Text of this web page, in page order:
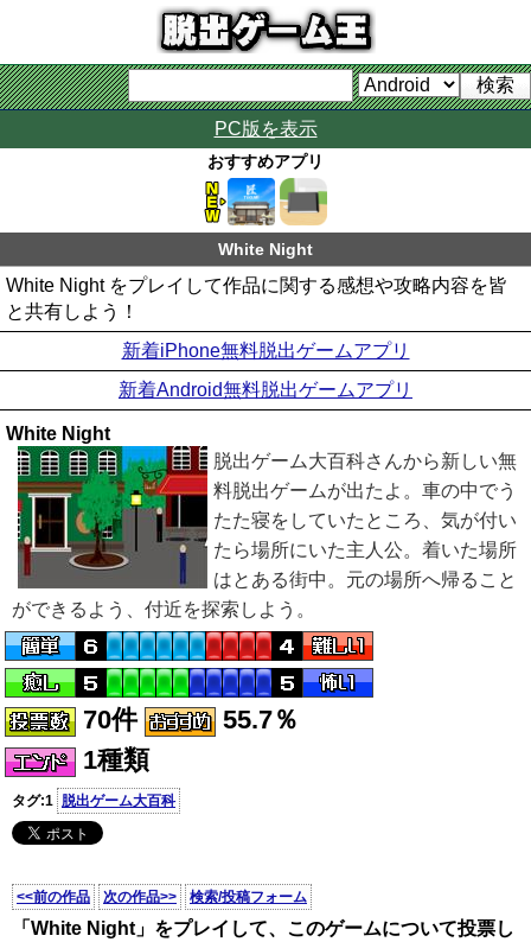
PC版を表示
おすすめアプリ
White Night
White Night をプレイして作品に関する感想や攻略内容を皆
と共有しよう！
新着iPhone無料脱出ゲームアプリ
新着Android無料脱出ゲームアプリ
White Night
脱出ゲーム大百科さんから新しい無
料脱出ゲームが出たよ。車の中でう
たた寝をしていたところ、気が付い
たら場所にいた主人公。着いた場所
はとある街中。元の場所へ帰ること
ができるよう、付近を探索しよう。
70件
55.7％
1種類
タグ:1 脱出ゲーム大百科
<<前の作品 次の作品>> 検索/投稿フォーム
「White Night」をプレイして、このゲームについて投票し